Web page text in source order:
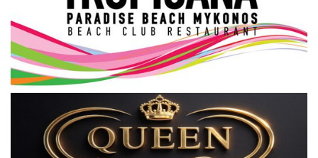
Σεβασμιώτατος Δωρόθεος Β’
Cost Of Living Crisis
Opinion + Analysis
L’Art des Sens